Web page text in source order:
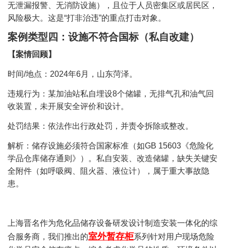
无泄漏报警、无消防设施），且位于人员密集区或居民区，
风险极大。这是“打非治违”的重点打击对象。
案例类型四：设施不符合国标（私自改建）
【案情回顾】
时间/地点：2024年6月，山东菏泽。
违规行为：某加油站私自埋设8个储罐，无排气孔和油气回
收装置，未开展安全评价和设计。
处罚结果：依法作出行政处罚，并责令拆除或整改。
解析：储存设施必须符合国家标准（如GB 15603《危险化
学品仓库储存通则》）。私自安装、改造储罐，缺失关键安
全附件（如呼吸阀、阻火器、液位计），属于重大事故隐
患。
上海晋名作为危化品储存设备研发设计制造安装一体化的综
合服务商，我们推出的室外暂存柜系列针对用户现场危险